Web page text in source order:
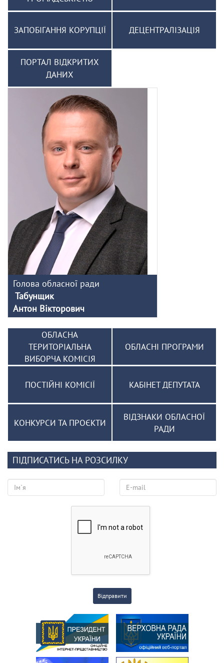
ЗАПОБІГАННЯ КОРУПЦІЇ ДЕЦЕНТРАЛІЗАЦІЯ
ПОРТАЛ ВІДКРИТИХ
ДАНИХ
Голова обласної ради
Табунщик
Антон Вікторович
ОБЛАСНА
ТЕРИТОРІАЛЬНА
ВИБОРЧА КОМІСІЯ
ОБЛАСНІ ПРОГРАМИ
ПОСТІЙНІ КОМІСІЇ КАБІНЕТ ДЕПУТАТА
КОНКУРСИ ТА ПРОЄКТИ
ВІДЗНАКИ ОБЛАСНОЇ
РАДИ
ПІДПИСАТИСЬ НА РОЗСИЛКУ
Відправити